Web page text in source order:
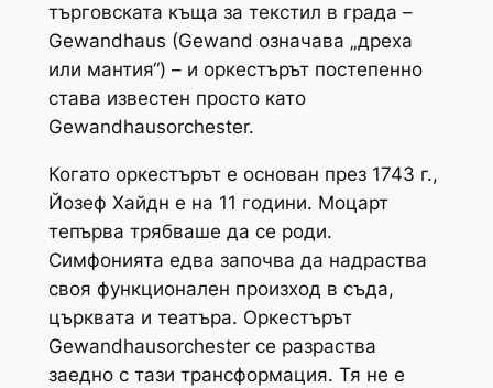
търговската къща за текстил в града –
Gewandhaus (Gewand означава „дреха
или мантия“) – и оркестърът постепенно
става известен просто като
Gewandhausorchester.
Когато оркестърът е основан през 1743 г.,
Йозеф Хайдн е на 11 години. Моцарт
тепърва трябваше да се роди.
Симфонията едва започва да надраства
своя функционален произход в съда,
църквата и театъра. Оркестърът
Gewandhausorchester се разраства
заедно с тази трансформация. Тя не е